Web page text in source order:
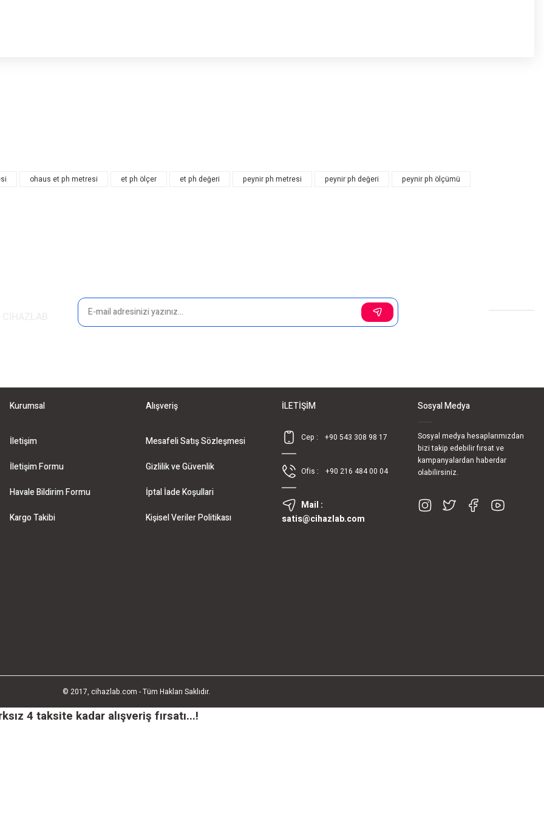
ohaus et ph metresi et ph ölçer et ph değeri peynir ph metresi peynir ph değeri
peynir ph ölçümü
Kurumsal
İletişim
İletişim Formu
Havale Bildirim Formu
Kargo Takibi
Alışveriş
Mesafeli Satış Sözleşmesi
Gizlilik ve Güvenlik
İptal İade Koşullari
Kişisel Veriler Politikası
İLETİŞİM
Cep : +90 543 308 98 17
Ofis : +90 216 484 00 04
Mail :
satis@cihazlab.com
Sosyal Medya
Sosyal medya hesaplarımızdan
bizi takip edebilir fırsat ve
kampanyalardan haberdar
olabilirsiniz.
© 2017, cihazlab.com - Tüm Hakları Saklıdır.
4 taksite kadar alışveriş fırsatı...!